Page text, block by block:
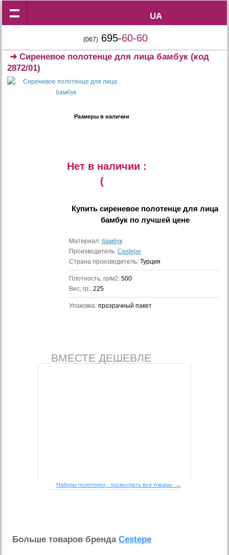
UA
UA
(067) 695-60-60
➜Сиреневое полотенце для лица бамбук(код
2872/01)
Размеры в наличии
Нет в наличии :
(
Купитьсиреневое полотенце для лица
бамбук по лучшей цене
Материал: бамбук
Производитель: Cestepe
Страна производитель: Турция
Плотность, гр/м2: 500
Вес, гр.: 225
Упаковка: прозрачный пакет
ВМЕСТЕ ДЕШЕВЛЕ
Наборы полотенец - посмотреть все товары →
Больше товаров брендаCestepe